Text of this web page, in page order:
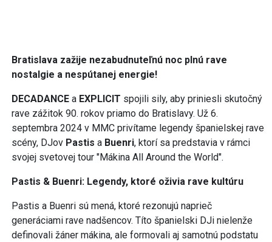
Bratislava zažije nezabudnuteľnú noc plnú rave
nostalgie a nespútanej energie!
DECADANCE a EXPLICIT spojili sily, aby priniesli skutočný
rave zážitok 90. rokov priamo do Bratislavy. Už 6.
septembra 2024 v MMC privítame legendy španielskej rave
scény, DJov Pastis a Buenri, ktorí sa predstavia v rámci
svojej svetovej tour "Mákina All Around the World".
Pastis & Buenri: Legendy, ktoré oživia rave kultúru
Pastis a Buenri sú mená, ktoré rezonujú naprieč
generáciami rave nadšencov. Títo španielski DJi nielenže
definovali žáner mákina, ale formovali aj samotnú podstatu